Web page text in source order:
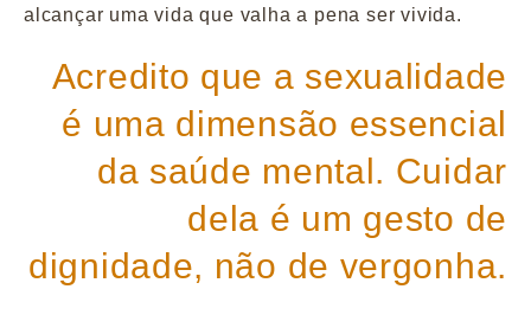
alcançar uma vida que valha a pena ser vivida.
Acredito que a sexualidade
é uma dimensão essencial
da saúde mental. Cuidar
dela é um gesto de
dignidade, não de vergonha.